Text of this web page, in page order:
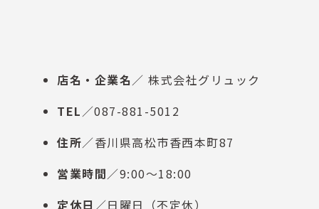
店名・企業名 ／ 株式会社グリュック
TEL ／087-881-5012
住所／香川県高松市香西本町87
営業時間／9:00～18:00
定休日 ／日曜日（不定休）